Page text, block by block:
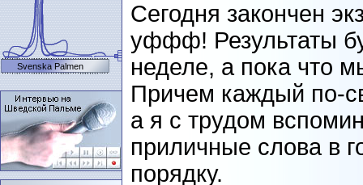
Сегодня закончен
уффф! Результаты
неделе, а пока что
Причем каждый по-
а я с трудом
приличные слова в
порядку.
Svenska Palmen